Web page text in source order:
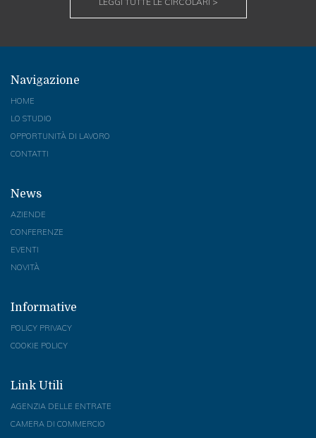
Navigazione
HOME
LO STUDIO
OPPORTUNITÀ DI LAVORO
CONTATTI
News
AZIENDE
CONFERENZE
EVENTI
NOVITÀ
Informative
POLICY PRIVACY
COOKIE POLICY
Link Utili
AGENZIA DELLE ENTRATE
CAMERA DI COMMERCIO